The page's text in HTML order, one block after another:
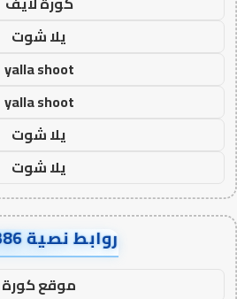
يلا شوت
yalla shoot
yalla shoot
يلا شوت
يلا شوت
روابط نصية AA5386
موقع كورة